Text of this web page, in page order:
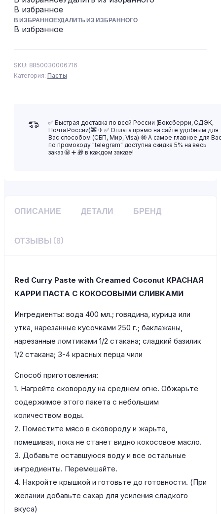
В избранное
В ИЗБРАННОЕУДАЛИТЬ ИЗ ИЗБРАННОГО
В избранное
SKU: 8850030006716
Категория: Пасты
✅ Быстрая доставка по всей России (Боксберри, СДЭК,
Почта России)🚕 ✈ ✅ Оплата прямо на сайте удобным для
Вас способом (СБП, Мир, Visa) 🤩 А самое главное для
по промокоду "telegram" доступна скидка 5% на весь
заказ 🤩 ➕ 🎁 в каждом заказе!
ОПИСАНИЕ ДЕТАЛИ БРЕНД
ОТЗЫВЫ (0)
Red Curry Paste with Creamed Coconut КРАСНАЯ
КАРРИ ПАСТА С КОКОСОВЫМИ СЛИВКАМИ
Ингредиенты: вода 400 мл.; говядина, курица или
утка, нарезанные кусочками 250 г.; баклажаны,
нарезанные ломтиками 1/2 стакана; сладкий базилик
1/2 стакана; 3-4 красных перца чили
Способ приготовления:
1. Нагрейте сковороду на среднем огне. Обжарьте
содержимое этого пакета с небольшим
количеством воды.
2. Поместите мясо в сковороду и жарьте,
помешивая, пока не станет видно кокосовое масло.
3. Добавьте оставшуюся воду и все остальные
ингредиенты. Перемешайте.
4. Накройте крышкой и готовьте до готовности. (При
желании добавьте сахар для усиления сладкого
вкуса)